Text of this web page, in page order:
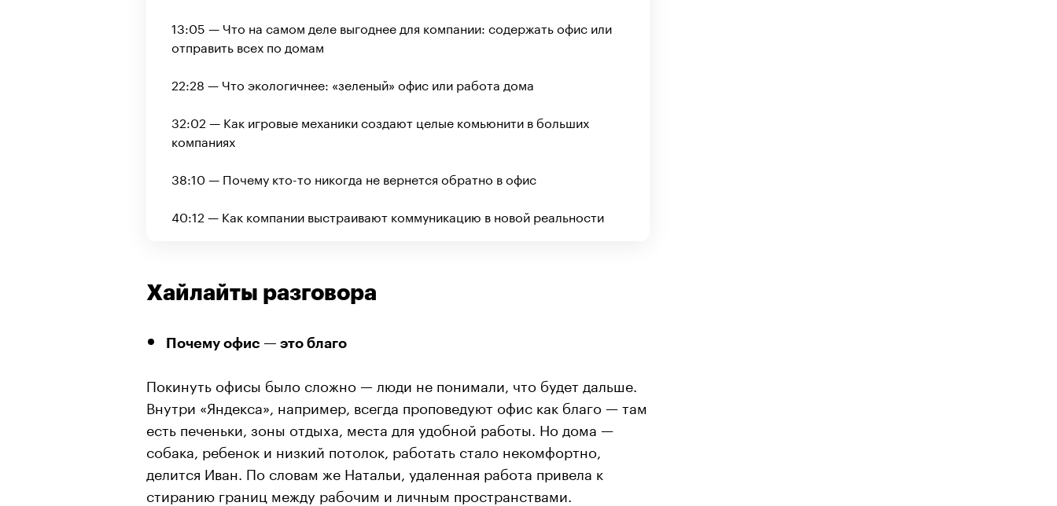
13:05 — Что на самом деле выгоднее для компании: содержать офис или
отправить всех по домам
22:28 — Что экологичнее: «зеленый» офис или работа дома
32:02 — Как игровые механики создают целые комьюнити в больших
компаниях
38:10 — Почему кто-то никогда не вернется обратно в офис
40:12 — Как компании выстраивают коммуникацию в новой реальности
Хайлайты разговора
Почему офис — это благо
Покинуть офисы было сложно — люди не понимали, что будет дальше.
Внутри «Яндекса», например, всегда проповедуют офис как благо — там
есть печеньки, зоны отдыха, места для удобной работы. Но дома —
собака, ребенок и низкий потолок, работать стало некомфортно,
делится Иван. По словам же Натальи, удаленная работа привела к
стиранию границ между рабочим и личным пространствами.